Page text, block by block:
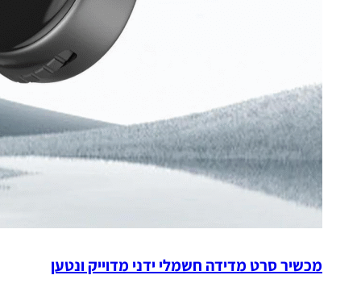
מכשיר סרט מדידה חשמלי ידני מדוייק ונטען